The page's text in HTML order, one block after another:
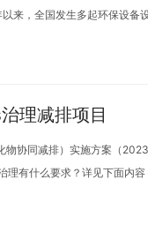
来，全国发生多起环保设
理减排项目
协同减排）实施方案（
有什么要求？详见下面内